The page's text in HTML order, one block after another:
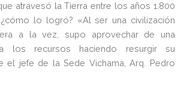
atravesó la Tierra entre los años 1.800
lo logró? «Al ser una civilización
a la vez, supo aprovechar de una
los recursos haciendo resurgir su
el jefe de la Sede Vichama, Arq. Pedro